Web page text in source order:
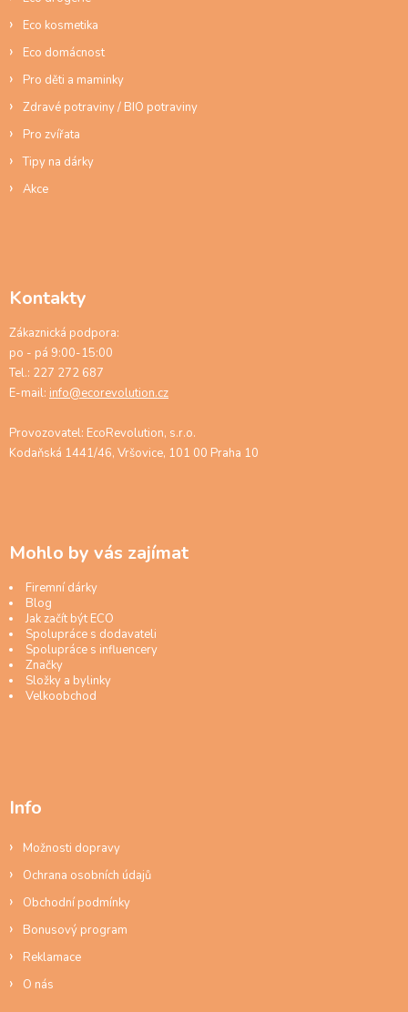
Eco kosmetika
Eco domácnost
Pro děti a maminky
Zdravé potraviny / BIO potraviny
Pro zvířata
Tipy na dárky
Akce
Kontakty
Zákaznická podpora:
po - pá 9:00-15:00
Tel.: 227 272 687
E-mail: info@ecorevolution.cz
Provozovatel: EcoRevolution, s.r.o.
Kodaňská 1441/46, Vršovice, 101 00 Praha 10
Mohlo by vás zajímat
Firemní dárky
Blog
Jak začít být ECO
Spolupráce s dodavateli
Spolupráce s influencery
Značky
Složky a bylinky
Velkoobchod
Info
Možnosti dopravy
Ochrana osobních údajů
Obchodní podmínky
Bonusový program
Reklamace
O nás